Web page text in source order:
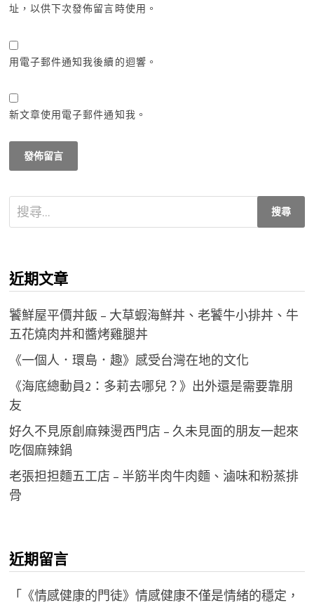
址，以供下次發佈留言時使用。
用電子郵件通知我後續的迴響。
新文章使用電子郵件通知我。
搜
尋
字:
近期文章
饕鮮屋平價丼飯 – 大草蝦海鮮丼、老饕牛小排丼、牛
五花燒肉丼和醬烤雞腿丼
《一個人．環島．趣》感受台灣在地的文化
《海底總動員2：多莉去哪兒？》出外還是需要靠朋
友
好久不見原創麻辣燙西門店 – 久未見面的朋友一起來
吃個麻辣鍋
老張担担麵五工店 – 半筋半肉牛肉麵、滷味和粉蒸排
骨
近期留言
「 《情感健康的門徒》情感健康不僅是情緒的穩定，